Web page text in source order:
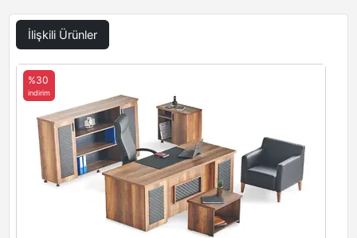
İlişkili Ürünler
%30
indirim